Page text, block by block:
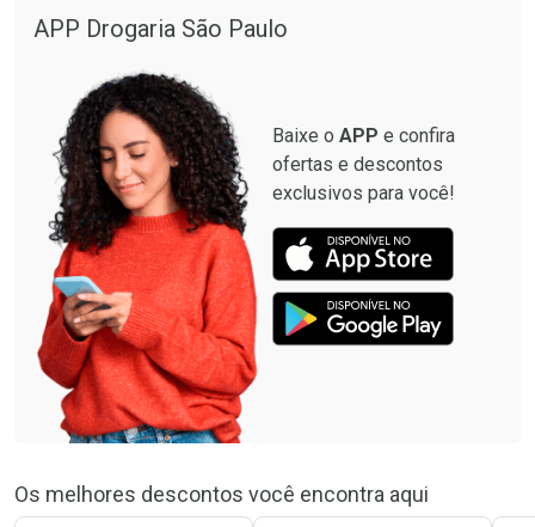
Comprar sem Desconto
Por R$ 664,02/cada
APP Drogaria São Paulo
Baixe o APP e confira
ofertas e descontos
exclusivos para você!
Os melhores descontos você encontra aqui